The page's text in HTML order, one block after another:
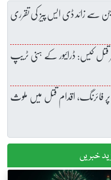
سے زائد ڈی ایس پیز کی تقرری
قتل کیس: ڈرائیور کے ہنی ٹریپ
فائرنگ، اقدام قتل میں ملوث
خبریں